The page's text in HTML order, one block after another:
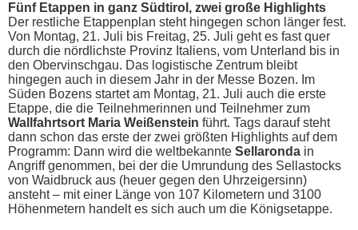
Fünf Etappen in ganz Südtirol, zwei große Highlights
Der restliche Etappenplan steht hingegen schon länger fest.
Von Montag, 21. Juli bis Freitag, 25. Juli geht es fast quer
durch die nördlichste Provinz Italiens, vom Unterland bis in
den Obervinschgau. Das logistische Zentrum bleibt
hingegen auch in diesem Jahr in der Messe Bozen. Im
Süden Bozens startet am Montag, 21. Juli auch die erste
Etappe, die die Teilnehmerinnen und Teilnehmer zum
Wallfahrtsort Maria Weißenstein führt. Tags darauf steht
dann schon das erste der zwei größten Highlights auf dem
Programm: Dann wird die weltbekannte Sellaronda in
Angriff genommen, bei der die Umrundung des Sellastocks
von Waidbruck aus (heuer gegen den Uhrzeigersinn)
ansteht – mit einer Länge von 107 Kilometern und 3100
Höhenmetern handelt es sich auch um die Königsetappe.